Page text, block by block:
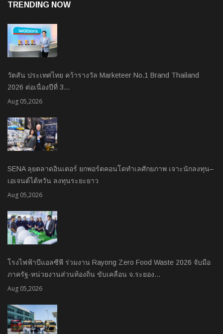
TRENDING NOW
วัตสัน ประเทศไทย คว้ารางวัล Marketeer No.1 Brand Thailand
2026 ต่อเนื่องปีที่ 3…
Aug 05,2026
SENA ลุยตลาดอินเตอร์ ยกพอร์ตคอนโดทำเลศักยภาพ เจาะนักลงทุน–
เอเจนต์ไต้หวัน ลงทุนระยะยาว
Aug 05,2026
โรงไฟฟ้าบีแอลซีพี ร่วมงาน Rayong Zero Food Waste 2026 จับมือ
ภาครัฐ-หน่วยงานส่วนท้องถิ่น ขับเคลื่อน จ.ระยอง…
Aug 05,2026